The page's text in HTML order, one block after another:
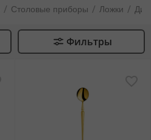
/ Столовые приборы / Ложки /
Фильтры